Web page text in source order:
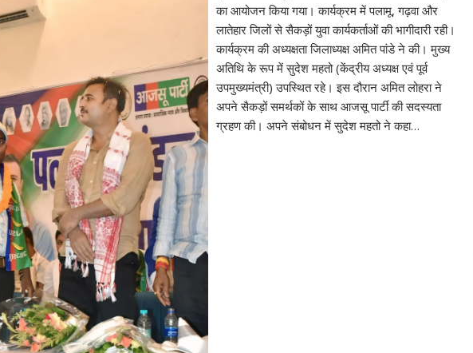
का आयोजन किया गया। कार्यक्रम में पलामू, गढ़वा और
लातेहार जिलों से सैकड़ों युवा कार्यकर्ताओं की भागीदारी रही।
कार्यक्रम की अध्यक्षता जिलाध्यक्ष अमित पांडे ने की। मुख्य
अतिथि के रूप में सुदेश महतो (केंद्रीय अध्यक्ष एवं पूर्व
उपमुख्यमंत्री) उपस्थित रहे। इस दौरान अमित लोहरा ने
अपने सैकड़ों समर्थकों के साथ आजसू पार्टी की सदस्यता
ग्रहण की। अपने संबोधन में सुदेश महतो ने कहा…